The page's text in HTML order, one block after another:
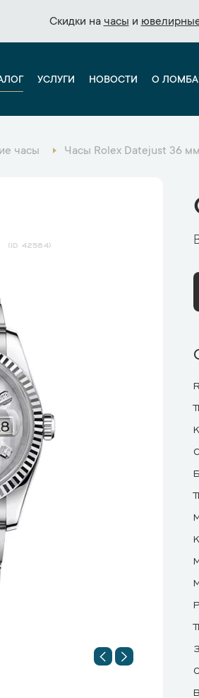
Скидки на часы и
Скидки на часы и
УСЛУГИ НОВОСТИ О
часы Часы Rolex Datejust 36 мм
42584